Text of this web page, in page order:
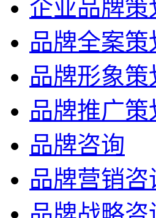
企业品牌策
品牌全案策
品牌形象策
品牌推广策
品牌咨询
品牌营销咨